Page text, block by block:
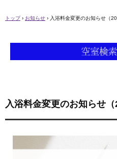
トップ › お知らせ › 入浴料金変更のお知らせ（
入浴料金変更のお知らせ（